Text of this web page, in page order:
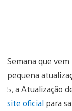
Semana que
pequena
5, a Atualização
site oficial para